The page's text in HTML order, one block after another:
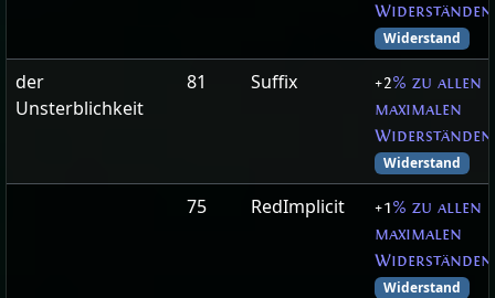
Widerständen
Widerstand
der
Unsterblichkeit
81 Suffix +2% zu allen
maximalen
Widerständen
Widerstand
75 RedImplicit +1% zu allen
maximalen
Widerständen
Widerstand